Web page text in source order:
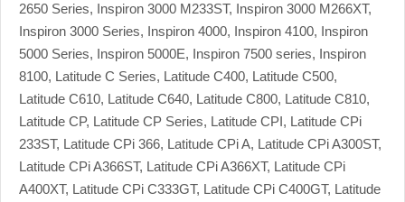
2650 Series, Inspiron 3000 M233ST, Inspiron 3000 M266XT,
Inspiron 3000 Series, Inspiron 4000, Inspiron 4100, Inspiron
5000 Series, Inspiron 5000E, Inspiron 7500 series, Inspiron
8100, Latitude C Series, Latitude C400, Latitude C500,
Latitude C610, Latitude C640, Latitude C800, Latitude C810,
Latitude CP, Latitude CP Series, Latitude CPI, Latitude CPi
233ST, Latitude CPi 366, Latitude CPi A, Latitude CPi A300ST,
Latitude CPi A366ST, Latitude CPi A366XT, Latitude CPi
A400XT, Latitude CPi C333GT, Latitude CPi C400GT, Latitude